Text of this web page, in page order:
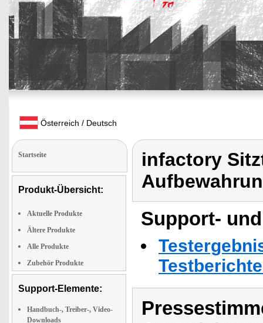
Österreich / Deutsch
Startseite
Produkt-Übersicht:
Aktuelle Produkte
Ältere Produkte
Alle Produkte
Zubehör Produkte
Support-Elemente:
Handbuch-, Treiber-, Video-
Downloads
infactory
Support-